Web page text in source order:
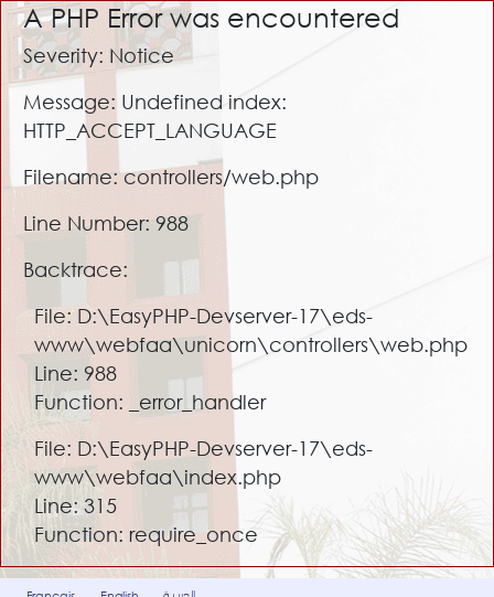
A PHP Error was encountered
Severity: Notice
Message: Undefined index:
HTTP_ACCEPT_LANGUAGE
Filename: controllers/web.php
Line Number: 988
Backtrace:
File: D:\EasyPHP-Devserver-17\eds-
www\webfaa\unicorn\controllers\web.php
Line: 988
Function: _error_handler
File: D:\EasyPHP-Devserver-17\eds-
www\webfaa\index.php
Line: 315
Function: require_once